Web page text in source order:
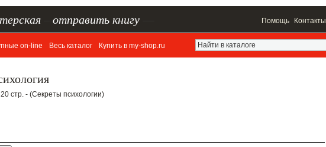
отправить книгу Помощь Контакты
on-line Весь каталог Купить в my-shop.ru
стр. - (Секреты психологии)